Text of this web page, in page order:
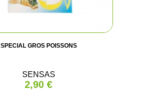
SPECIAL GROS POISSONS
SENSAS
2,90 €